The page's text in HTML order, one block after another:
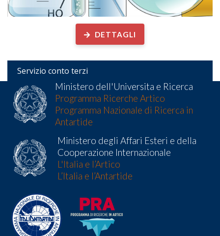
DETTAGLI
Servizio conto terzi
Ministero dell'Universita e Ricerca
Programma Ricerche Artico
Programma Nazionale di Ricerca in
Antartide
Ministero degli Affari Esteri e della
Cooperazione Internazionale
L'Italia e l’Artico
L’Italia e l’Antartide